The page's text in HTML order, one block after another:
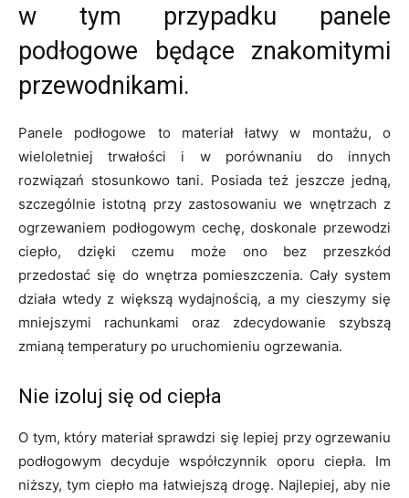
w tym przypadku panele
podłogowe będące znakomitymi
przewodnikami.
Panele podłogowe to materiał łatwy w montażu, o
wieloletniej trwałości i w porównaniu do innych
rozwiązań stosunkowo tani. Posiada też jeszcze jedną,
szczególnie istotną przy zastosowaniu we wnętrzach z
ogrzewaniem podłogowym cechę, doskonale przewodzi
ciepło, dzięki czemu może ono bez przeszkód
przedostać się do wnętrza pomieszczenia. Cały system
działa wtedy z większą wydajnością, a my cieszymy się
mniejszymi rachunkami oraz zdecydowanie szybszą
zmianą temperatury po uruchomieniu ogrzewania.
Nie izoluj się od ciepła
O tym, który materiał sprawdzi się lepiej przy ogrzewaniu
podłogowym decyduje współczynnik oporu ciepła. Im
niższy, tym ciepło ma łatwiejszą drogę. Najlepiej, aby nie